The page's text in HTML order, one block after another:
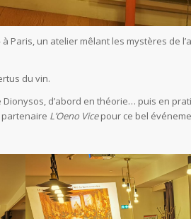
Paris, un atelier mêlant les mystères de
du vin.
d’abord en théorie… puis en
L’Oeno Vicepour ce bel